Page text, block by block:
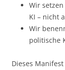
Wir
KI – nicht
Wir
politische
Dieses